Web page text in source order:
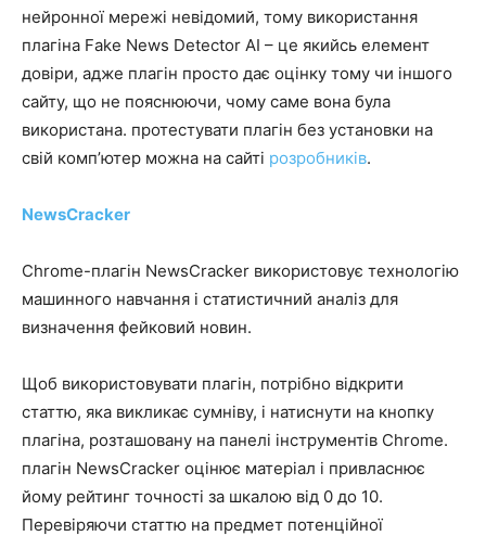
нейронної мережі невідомий, тому використання
плагіна Fake News Detector AI – це якийсь елемент
довіри, адже плагін просто дає оцінку тому чи іншого
сайту, що не пояснюючи, чому саме вона була
використана. протестувати плагін без установки на
свій комп’ютер можна на сайті розробників.
NewsCracker
Chrome-плагін NewsCracker використовує технологію
машинного навчання і статистичний аналіз для
визначення фейковий новин.
Щоб використовувати плагін, потрібно відкрити
статтю, яка викликає сумніву, і натиснути на кнопку
плагіна, розташовану на панелі інструментів Chrome.
плагін NewsCracker оцінює матеріал і привласнює
йому рейтинг точності за шкалою від 0 до 10.
Перевіряючи статтю на предмет потенційної